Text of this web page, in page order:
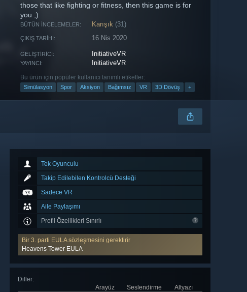
those that like fighting or fitness, then this game is for
you ;)
BÜTÜN İNCELEMELER: Karışık (31)
ÇIKIŞ TARIHI: 16 Nis 2020
GELIŞTIRICI: InitiativeVR
YAYINCI: InitiativeVR
Bu ürün için popüler kullanıcı tanımlı etiketler:
Simülasyon Spor Aksiyon Bağımsız VR 3D Dövüş +
Tek Oyunculu
Takip Edilebilen Kontrolcü Desteği
Sadece VR
Aile Paylaşımı
Profil Özellikleri Sınırlı
Bir 3. parti EULA sözleşmesini gerektirir
Heavens Tower EULA
Diller:
Arayüz
Seslendirme
Altyazı